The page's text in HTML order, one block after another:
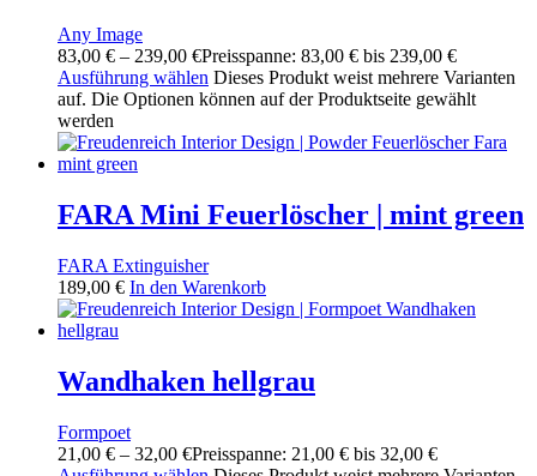
Any Image
83,00 € – 239,00 €Preisspanne: 83,00 € bis 239,00 €
Ausführung wählen Dieses Produkt weist mehrere Varianten
auf. Die Optionen können auf der Produktseite gewählt
werden
FARA Mini Feuerlöscher | mint green
FARA Extinguisher
189,00 € In den Warenkorb
Wandhaken hellgrau
Formpoet
21,00 € – 32,00 €Preisspanne: 21,00 € bis 32,00 €